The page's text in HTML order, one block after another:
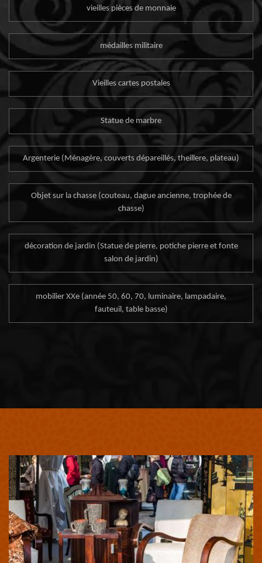
vieilles pièces de monnaie
médailles militaire
Vieilles cartes postales
Statue de marbre
Argenterie (Ménagère, couverts dépareillés, theillere, plateau)
Objet sur la chasse (couteau, dague ancienne, trophée de
chasse)
décoration de jardin (Statue de pierre, potiche pierre et fonte
salon de jardin)
mobilier XXe (année 50, 60, 70, luminaire, lampadaire,
fauteuil, table basse)